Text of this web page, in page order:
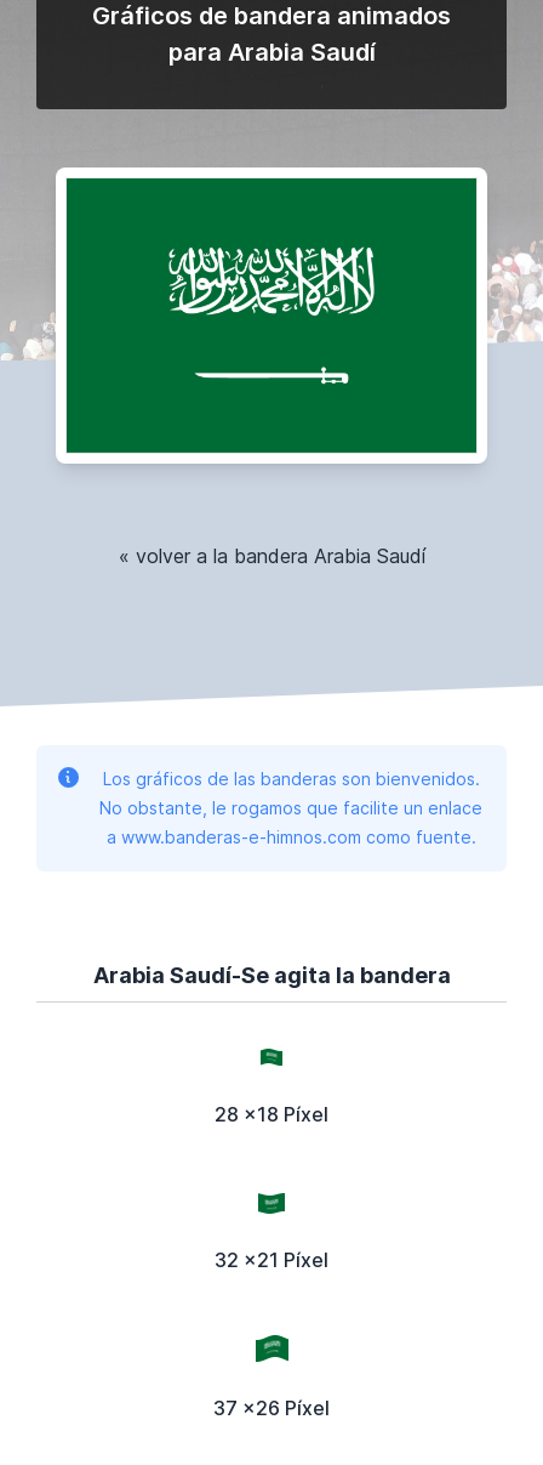
Gráficos de bandera animados
para Arabia Saudí
« volver a la bandera Arabia Saudí
Los gráficos de las banderas son bienvenidos.
No obstante, le rogamos que facilite un enlace
a www.banderas-e-himnos.com como fuente.
Arabia Saudí-Se agita la bandera
28 x18 Píxel
32 x21 Píxel
37 x26 Píxel